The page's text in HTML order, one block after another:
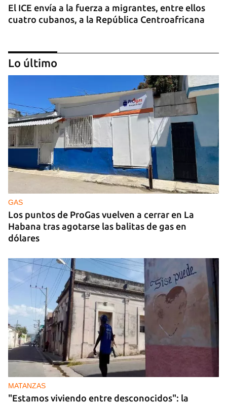
El ICE envía a la fuerza a migrantes, entre ellos
cuatro cubanos, a la República Centroafricana
GUERRA
Ucrania ataca otro centro logístico del Amazon
ruso, esta vez en los Urales
Lo último
GAS
Los puntos de ProGas vuelven a cerrar en La
Habana tras agotarse las balitas de gas en
dólares
MATANZAS
"Estamos viviendo entre desconocidos": la